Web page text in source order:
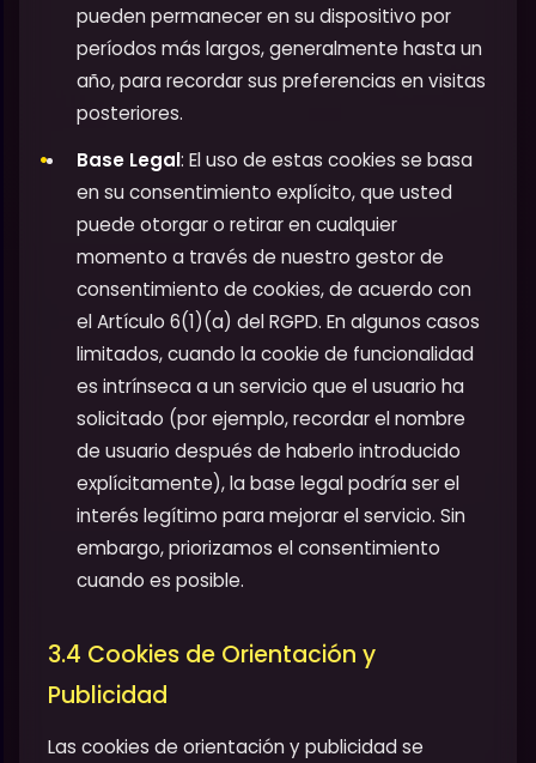
pueden permanecer en su dispositivo por
períodos más largos, generalmente hasta un
año, para recordar sus preferencias en visitas
posteriores.
Base Legal: El uso de estas cookies se basa
en su consentimiento explícito, que usted
puede otorgar o retirar en cualquier
momento a través de nuestro gestor de
consentimiento de cookies, de acuerdo con
el Artículo 6(1)(a) del RGPD. En algunos casos
limitados, cuando la cookie de funcionalidad
es intrínseca a un servicio que el usuario ha
solicitado (por ejemplo, recordar el nombre
de usuario después de haberlo introducido
explícitamente), la base legal podría ser el
interés legítimo para mejorar el servicio. Sin
embargo, priorizamos el consentimiento
cuando es posible.
3.4 Cookies de Orientación y
Publicidad
Las cookies de orientación y publicidad se